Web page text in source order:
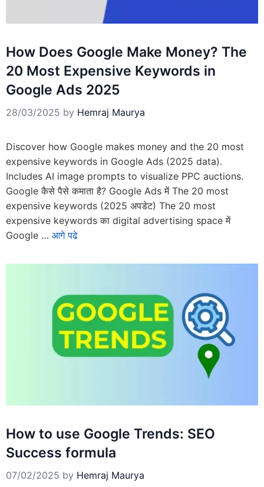
How Does Google Make Money? The
20 Most Expensive Keywords in
Google Ads 2025
28/03/2025 by Hemraj Maurya
Discover how Google makes money and the 20 most
expensive keywords in Google Ads (2025 data).
Includes AI image prompts to visualize PPC auctions.
Google कैसे पैसे कमाता है? Google Ads में The 20 most
expensive keywords (2025 अपडेट) The 20 most
expensive keywords का digital advertising space में
Google … आगे पढे
How to use Google Trends: SEO
Success formula
07/02/2025 by Hemraj Maurya